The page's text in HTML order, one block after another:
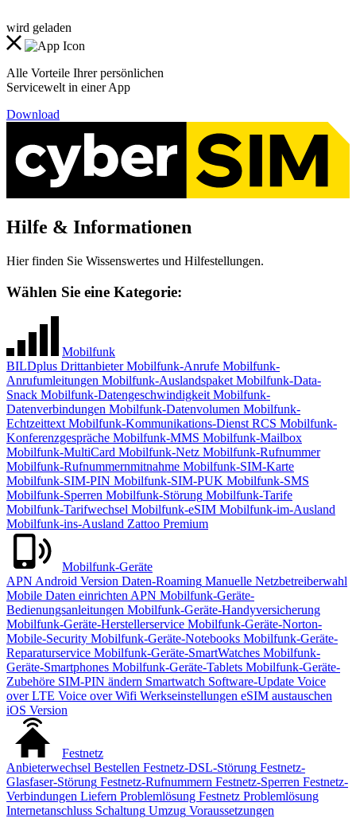
wird geladen
Alle Vorteile Ihrer persönlichen
Servicewelt in einer App
Download
Hilfe & Informationen
Hier finden Sie Wissenswertes und Hilfestellungen.
Wählen Sie eine Kategorie:
Mobilfunk
BILDplus DrittanbieterMobilfunk-Anrufe Mobilfunk-
Anrufumleitungen Mobilfunk-Auslandspaket Mobilfunk-Data-
Snack Mobilfunk-Datengeschwindigkeit Mobilfunk-
Datenverbindungen Mobilfunk-Datenvolumen Mobilfunk-
Echtzeittext Mobilfunk-Kommunikations-Dienst RCS Mobilfunk-
Konferenzgespräche Mobilfunk-MMS Mobilfunk-Mailbox
Mobilfunk-MultiCard Mobilfunk-Netz Mobilfunk-Rufnummer
Mobilfunk-Rufnummernmitnahme Mobilfunk-SIM-Karte
Mobilfunk-SIM-PIN Mobilfunk-SIM-PUK Mobilfunk-SMS
Mobilfunk-Sperren Mobilfunk-Störung Mobilfunk-Tarife
Mobilfunk-Tarifwechsel Mobilfunk-eSIM Mobilfunk-im-Ausland
Mobilfunk-ins-Ausland Zattoo Premium
Mobilfunk-Geräte
APN Android Version Daten-Roaming Manuelle Netzbetreiberwahl
Mobile Daten einrichten APN Mobilfunk-Geräte-
Bedienungsanleitungen Mobilfunk-Geräte-Handyversicherung
Mobilfunk-Geräte-Herstellerservice Mobilfunk-Geräte-Norton-
Mobile-Security Mobilfunk-Geräte-Notebooks Mobilfunk-Geräte-
Reparaturservice Mobilfunk-Geräte-SmartWatches Mobilfunk-
Geräte-Smartphones Mobilfunk-Geräte-Tablets Mobilfunk-Geräte-
Zubehöre SIM-PIN ändern Smartwatch Software-Update Voice
over LTE Voice over Wifi Werkseinstellungen eSIM austauschen
iOS Version
Festnetz
Anbieterwechsel Bestellen Festnetz-DSL-Störung Festnetz-
Glasfaser-Störung Festnetz-Rufnummern Festnetz-Sperren Festnetz-
Verbindungen Liefern Problemlösung Festnetz Problemlösung
Internetanschluss Schaltung Umzug Voraussetzungen